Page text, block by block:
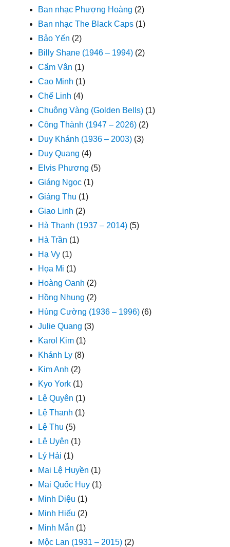
Ban nhạc Phượng Hoàng (2)
Ban nhạc The Black Caps (1)
Bảo Yến (2)
Billy Shane (1946 – 1994) (2)
Cẩm Vân (1)
Cao Minh (1)
Chế Linh (4)
Chuông Vàng (Golden Bells) (1)
Công Thành (1947 – 2026) (2)
Duy Khánh (1936 – 2003) (3)
Duy Quang (4)
Elvis Phương (5)
Giáng Ngọc (1)
Giáng Thu (1)
Giao Linh (2)
Hà Thanh (1937 – 2014) (5)
Hà Trần (1)
Hạ Vy (1)
Họa Mi (1)
Hoàng Oanh (2)
Hồng Nhung (2)
Hùng Cường (1936 – 1996) (6)
Julie Quang (3)
Karol Kim (1)
Khánh Ly (8)
Kim Anh (2)
Kyo York (1)
Lệ Quyên (1)
Lệ Thanh (1)
Lệ Thu (5)
Lê Uyên (1)
Lý Hải (1)
Mai Lệ Huyền (1)
Mai Quốc Huy (1)
Minh Diệu (1)
Minh Hiếu (2)
Minh Mẫn (1)
Mộc Lan (1931 – 2015) (2)